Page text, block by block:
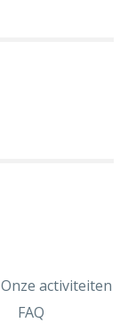
Onze activiteiten
FAQ